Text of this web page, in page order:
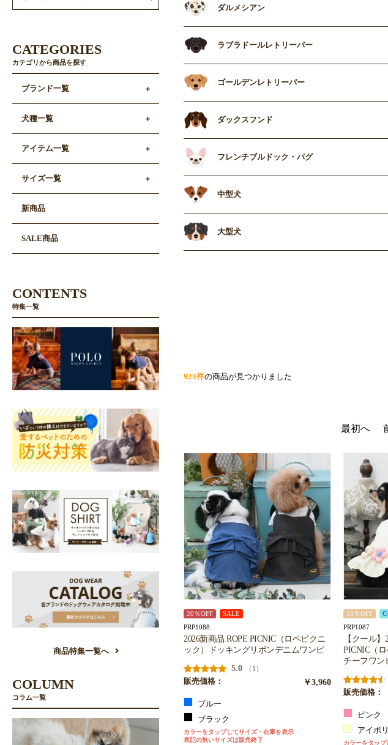
ダルメシアン
ラブラドールレトリーバー
ゴールデンレトリーバー
ダックスフンド
フレンチブルドック・パグ
中型犬
大型犬
923件の商品が見つかりました
最初へ
20％OFF SALE
PRP1088
2026新商品 ROPE PICNIC（ロペピクニ
ック）ドッキングリボンデニムワンピ
5.0
（1）
販売価格：
￥3,960
ブルー
ブラック
カラーをタップしてサイズ・在庫を表示
表記の無いサイズは販売終了
10％OFF
PRP1087
【クール】
PICNIC（
チーフワン
販売価格：
ピンク
アイボ
カラーをタッ
お買い物を
CATEGORIES
カテゴリから商品を探す
ブランド一覧
犬種一覧
アイテム一覧
サイズ一覧
新商品
SALE商品
CONTENTS
特集一覧
商品特集一覧へ
COLUMN
コラム一覧